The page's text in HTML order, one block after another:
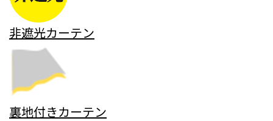
非遮光カーテン
裏地付きカーテン